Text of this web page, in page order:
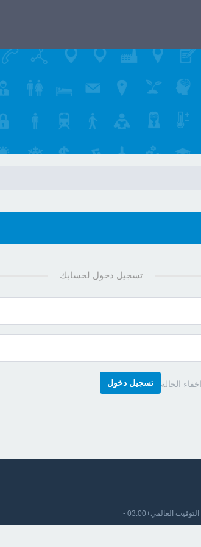
تسجيل دخول لحسابك
اخفاء الحالة تسجيل دخول
التوقيت العالمي+03:00 -